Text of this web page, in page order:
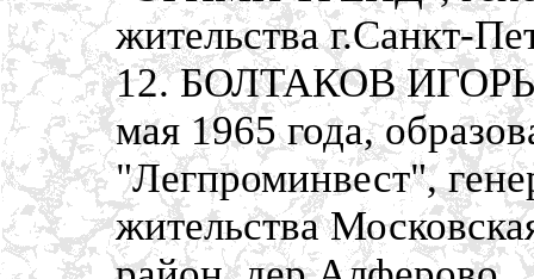
жительства г.Санкт-
12. БОЛТАКОВ ИГОРЬ
мая 1965 года,
"Легпроминвест",
жительства